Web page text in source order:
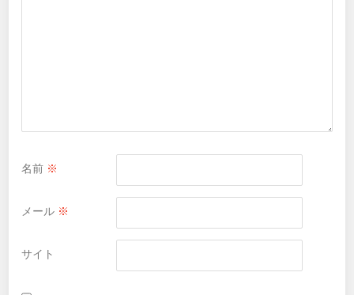
名前 ※
メール ※
サイト